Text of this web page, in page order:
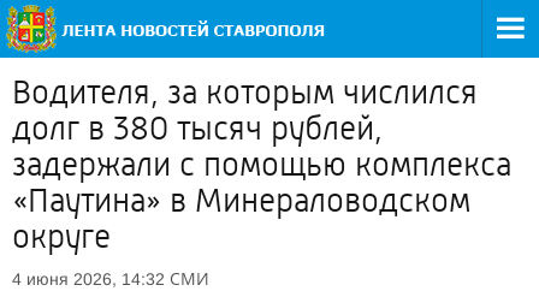
Водителя, за которым числился
долг в 380 тысяч рублей,
задержали с помощью комплекса
«Паутина» в Минераловодском
округе
4 июня 2026, 14:32 СМИ